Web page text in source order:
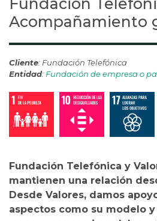
Acompañamiento
Cliente: Fundación Telefónica
Entidad: Fundación de empresa o
Fundación Telefónica y
mantienen una relación
Desde Valores, damos
aspectos como su modelo